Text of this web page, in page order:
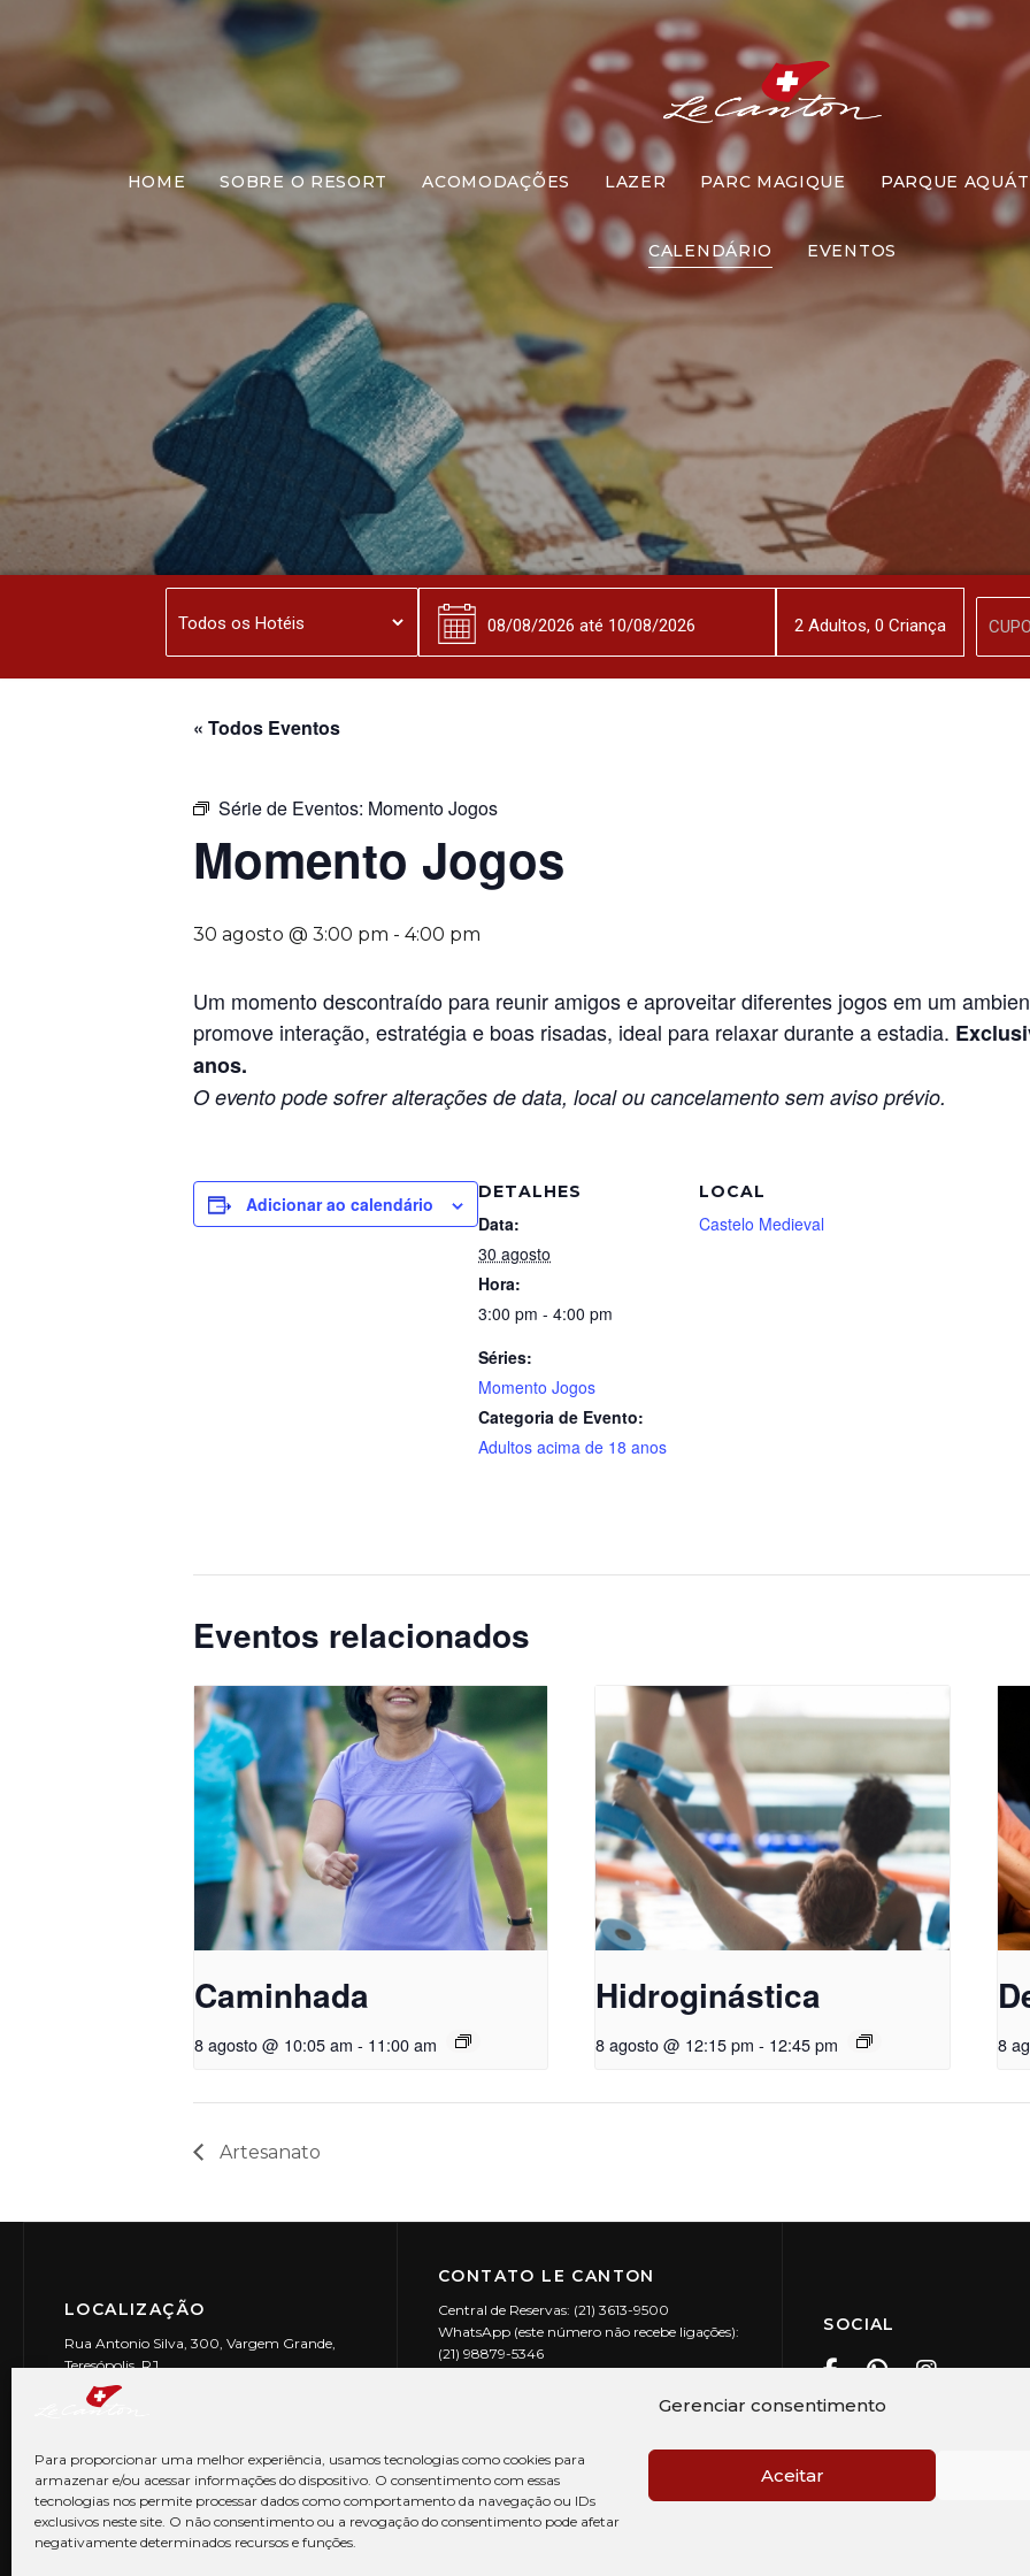
Gerenciar consentimento
Para proporcionar uma melhor experiência, usamos tecnologias como cookies para
armazenar e/ou acessar informações do dispositivo. O consentimento com essas
tecnologias nos permite processar dados como comportamento da navegação ou IDs
exclusivos neste site. O não consentimento ou a revogação do consentimento pode afetar
negativamente determinados recursos e funções.
Aceitar
HOME SOBRE O RESORT ACOMODAÇÕES LAZER PARC MAGIQUE PARQUE
CALENDÁRIO EVENTOS
Momento
« Todos Eventos
Série de Eventos: Momento Jogos
Momento Jogos
30 agosto @ 3:00 pm - 4:00 pm
Um momento descontraído para reunir amigos e aproveitar diferentes jogos em um
promove interação, estratégia e boas risadas, ideal para relaxar durante a estadia.
anos.
O evento pode sofrer alterações de data, local ou cancelamento sem aviso prévio.
Adicionar ao calendário
DETALHES
Data:
30 agosto
Hora:
3:00 pm - 4:00 pm
Séries:
Momento Jogos
Categoria de Evento:
Adultos acima de 18 anos
LOCAL
Castelo Medieval
Eventos relacionados
Caminhada
8 agosto @ 10:05 am - 11:00 am
Hidroginástica
8 agosto @ 12:15 pm - 12:45 pm 8
Artesanato
LOCALIZAÇÃO
Rua Antonio Silva, 300, Vargem Grande,
Teresópolis, RJ
CEP: 25990-150
CONTATO LE CANTON
Central de Reservas: (21) 3613-9500
WhatsApp (este número não recebe ligações):
(21) 98879-5346
SOCIAL
© Copyright 2026 Le Canton. Todos os direitos reservados
2Adultos, 0 Criança